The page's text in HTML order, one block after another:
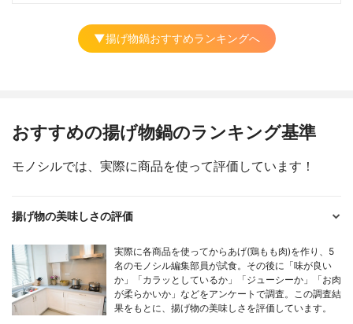
▼揚げ物鍋おすすめランキングへ
おすすめの揚げ物鍋のランキング基準
モノシルでは、実際に商品を使って評価しています！
揚げ物の美味しさの評価
実際に各商品を使ってからあげ(鶏もも肉)を作り、5
名のモノシル編集部員が試食。その後に「味が良い
か」「カラッとしているか」「ジューシーか」「お肉
が柔らかいか」などをアンケートで調査。この調査結
果をもとに、揚げ物の美味しさを評価しています。